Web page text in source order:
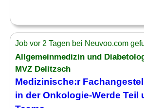
Job vor 2 Tagen bei Neuvoo.com
Allgemeinmedizin und
MVZ Delitzsch
Medizinische:r
in der Onkologie-Werde Teil